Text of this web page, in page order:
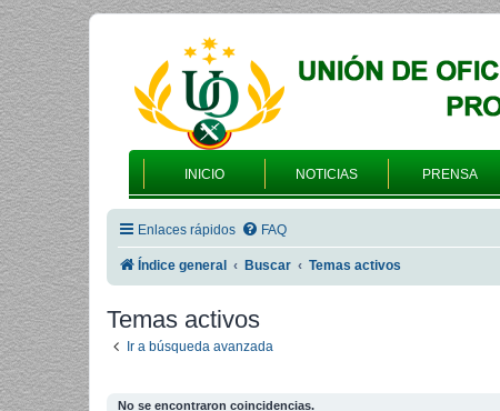
INICIO NOTICIAS PRENSA
Enlaces rápidos FAQ
Índice general Buscar Temas activos
Temas activos
Ir a búsqueda avanzada
No se encontraron coincidencias.